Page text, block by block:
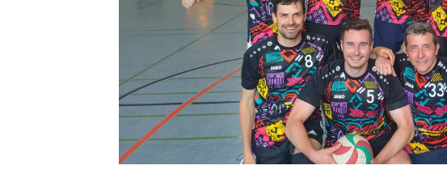
40885 Ratingen
Deutschland
0 21 02 74 00 50
E: mail@tus08lintorf.de